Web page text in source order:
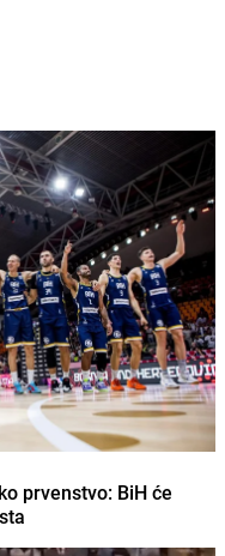
prvenstvo: BiH će